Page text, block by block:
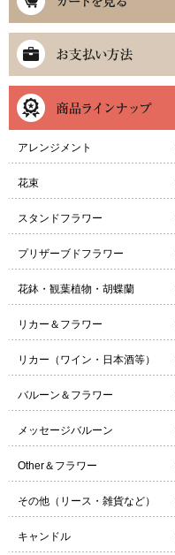
アレンジメント
花束
スタンドフラワー
プリザーブドフラワー
花鉢・観葉植物・胡蝶蘭
リカー＆フラワー
リカー（ワイン・日本酒等）
バルーン＆フラワー
メッセージバルーン
Other＆フラワー
その他（リース・雑貨など）
キャンドル